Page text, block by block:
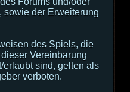
sowie der Erweiterung
des Spiels, die
Vereinbarung
erlaubt sind, gelten als
verboten.